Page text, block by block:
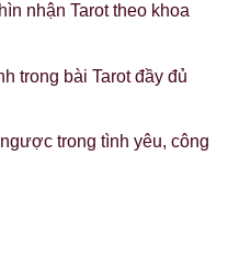
nhận Tarot theo khoa
trong bài Tarot đầy đủ
trong tình yêu, công